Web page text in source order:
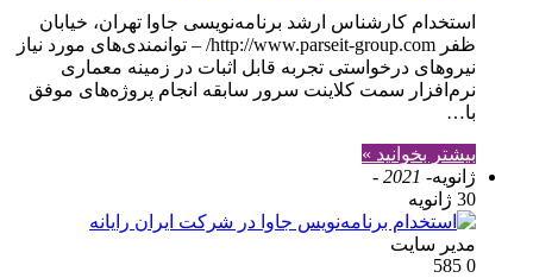
استخدام کارشناس ارشد برنامه‌نویسی جاوا تهران، خیابان
ظفر http://www.parseit-group.com/ – توانمندی‌های مورد نیاز
نیروهای درخواستی تجربه قابل اثبات در زمینه معماری
نرم‌افزار سمت کلاینت سرور سابقه انجام پروژه‌های موفق
با…
بیشتر بخوانید »
ژانویه- 2021 -
30 ژانویه
مدير سايت
0